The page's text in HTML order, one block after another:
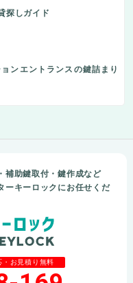
探しガイド
ンエントランスの鍵詰まり
補助鍵取付・鍵作成など
ーキーロックにお任せくだ
お見積り無料